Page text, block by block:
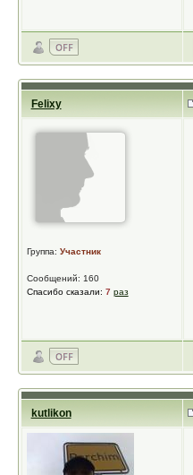
Felixy
Группа: Участник
Сообщений: 160
Спасибо сказали: 7 раз
kutlikon